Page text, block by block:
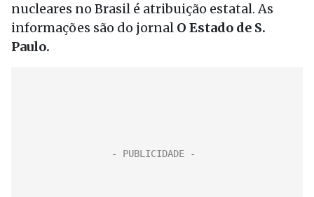
nucleares no Brasil é atribuição estatal. As
informações são do jornal O Estado de S.
Paulo.